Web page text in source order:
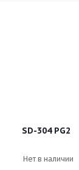
SD-304 PG2
Нет в наличии